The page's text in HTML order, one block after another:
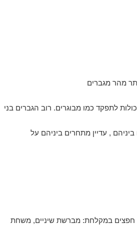
מהר מגברים
הנשים בנות ה- 17 יכולות לתפקד כמו מבוגרים. רוב הגברים בני
, עדיין מתחרים ביניהם על
לגברים יש לא יותר מ- 6 חפצים במקלחת: מברשת שיניים, משחת